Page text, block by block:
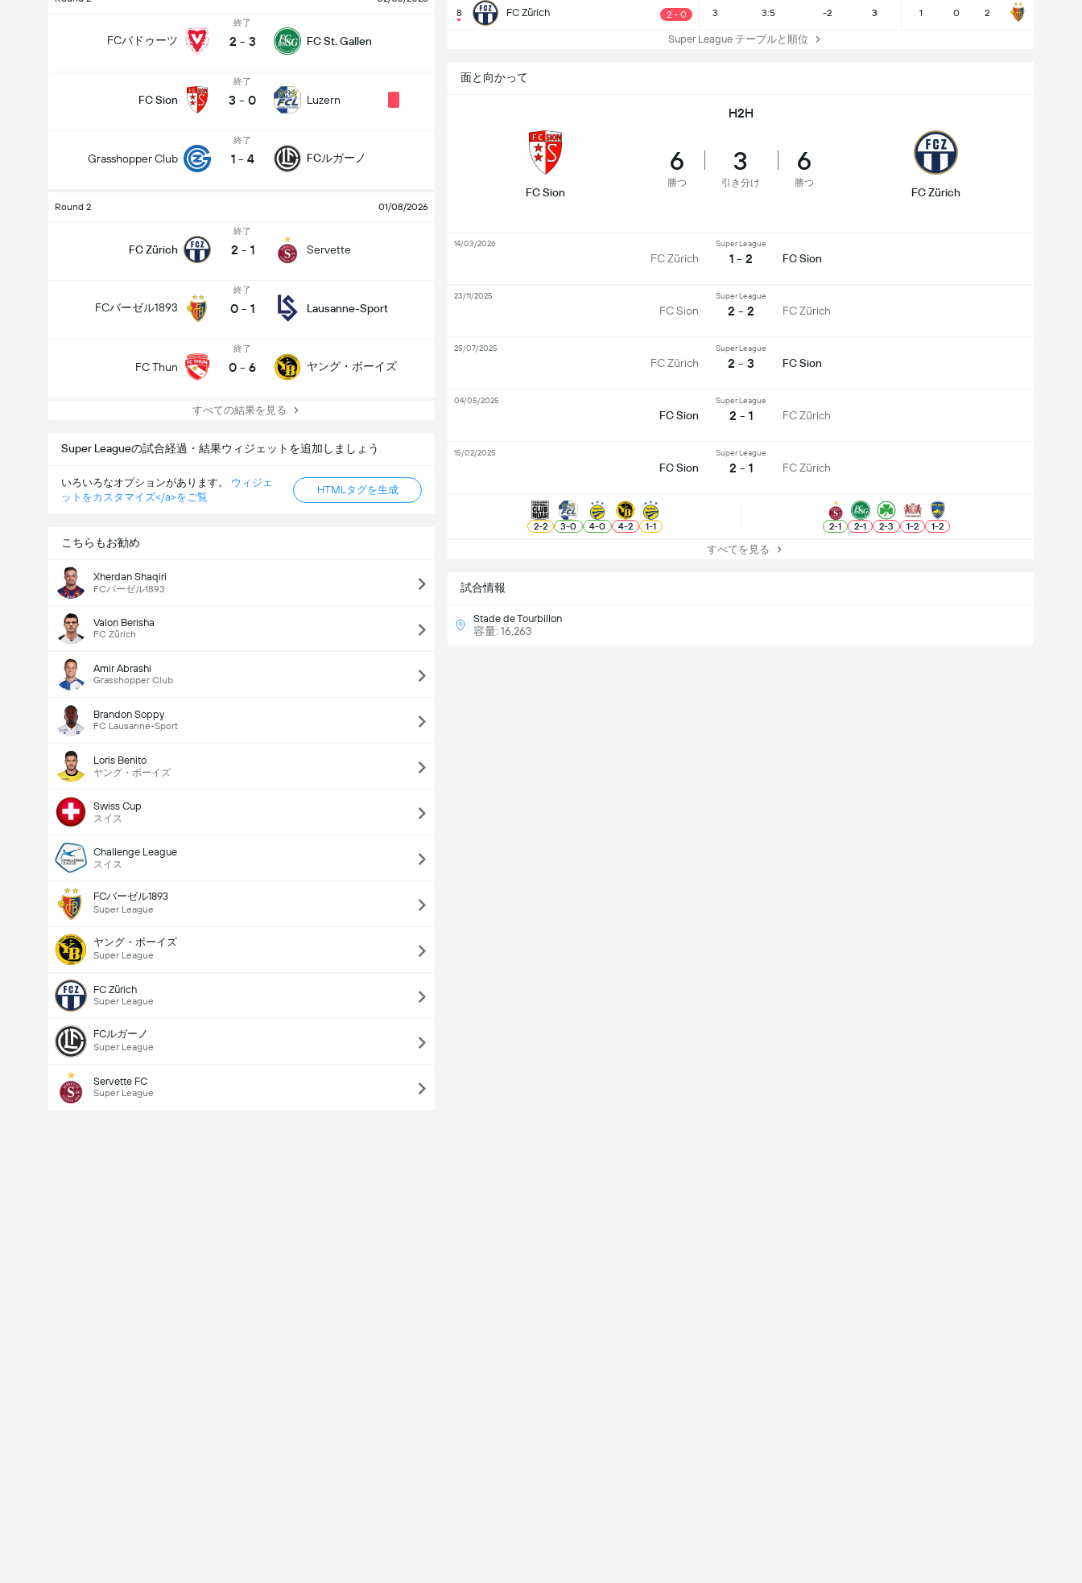
FCバドゥーツ
終了
2 - 3 FC St. Gallen
FC Sion
終了
3 - 0 Luzern
Grasshopper Club
終了
1 - 4 FCルガーノ
Round 2 01/08/2026
FC Zürich
終了
2 - 1 Servette
FCバーゼル1893
終了
0 - 1 Lausanne-Sport
FC Thun
終了
0 - 6 ヤング・ボーイズ
すべての結果を見る
Super Leagueの試合経過・結果ウィジェットを追加しましょう
いろいろなオプションがあります。 ウィジェ
ットをカスタマイズ</a>をご覧
HTMLタグを生成
こちらもお勧め
Xherdan Shaqiri
FCバーゼル1893
Valon Berisha
FC Zürich
Amir Abrashi
Grasshopper Club
Brandon Soppy
FC Lausanne-Sport
Loris Benito
ヤング・ボーイズ
Swiss Cup
スイス
Challenge League
スイス
FCバーゼル1893
Super League
ヤング・ボーイズ
Super League
FC Zürich
Super League
FCルガーノ
Super League
Servette FC
Super League
8 FC Zürich 2 - 0 3 3:5 -2 3 1 0 2
Super League テーブルと順位
試合情報
Stade de Tourbillon
容量: 16,263
面と向かって
H2H
FC Sion
6
勝つ
3
引き分け
6
勝つ
FC Zürich
FC Zürich
Super League
1 - 2 FC Sion
14/03/2026
FC Sion
Super League
2 - 2 FC Zürich
23/11/2025
FC Zürich
Super League
2 - 3 FC Sion
25/07/2025
FC Sion
Super League
2 - 1 FC Zürich
04/05/2025
FC Sion
Super League
2 - 1 FC Zürich
15/02/2025
2-2 3-0 4-0 4-2 1-1 2-1 2-1 2-3 1-2 1-2
すべてを見る